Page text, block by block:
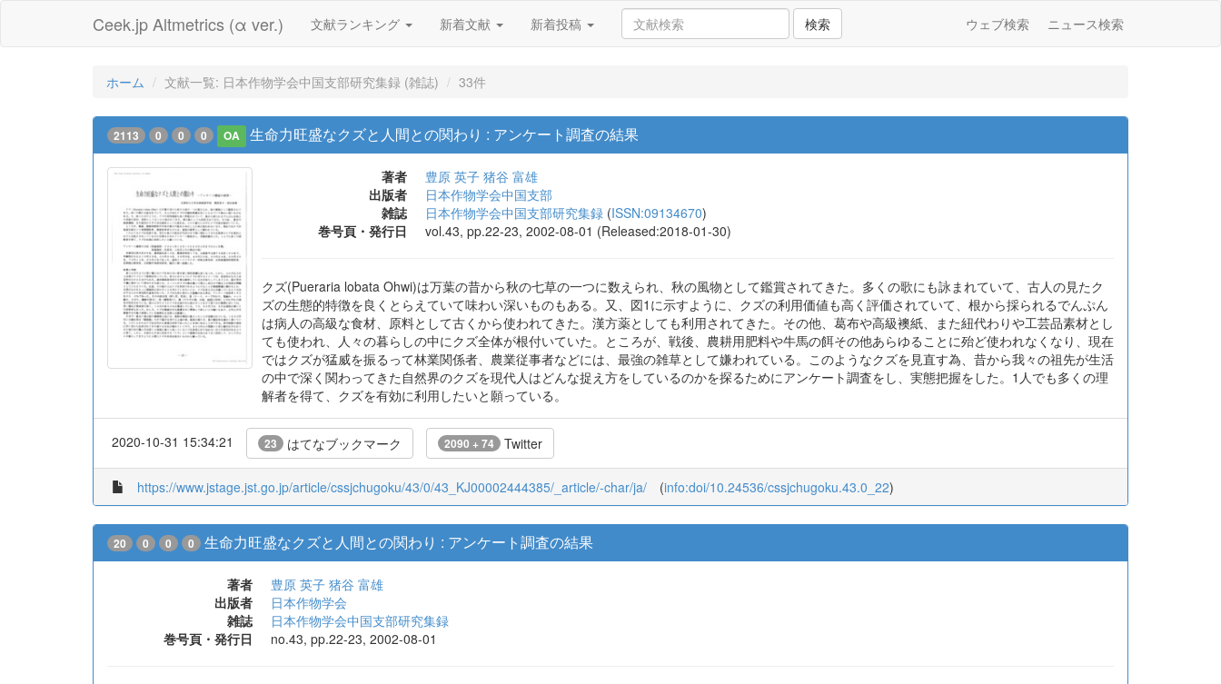
Ceek.jp Altmetrics (α ver.) 文献ランキング 新着文献 新着投稿 検索 ウェブ検索 ニュース検索
ホーム 文献一覧: 日本作物学会中国支部研究集録 (雑誌) 33件
2113 0 0 0 OA 生命力旺盛なクズと人間との関わり : アンケート調査の結果
著者 豊原 英子 猪谷 富雄
出版者
日本作物学会中国支部
雑誌
日本作物学会中国支部研究集録 (ISSN:09134670)
巻号頁・発行日
vol.43, pp.22-23, 2002-08-01 (Released:2018-01-30)
クズ(Pueraria lobata Ohwi)は万葉の昔から秋の七草の一つに数えられ、秋の風物として鑑賞されてきた。多くの歌にも詠まれていて、古人の見たク
ズの生態的特徴を良くとらえていて味わい深いものもある。又、図1に示すように、クズの利用価値も高く評価されていて、根から採られるでんぷん
は病人の高級な食材、原料として古くから使われてきた。漢方薬としても利用されてきた。その他、葛布や高級襖紙、また紐代わりや工芸品素材とし
ても使われ、人々の暮らしの中にクズ全体が根付いていた。ところが、戦後、農耕用肥料や牛馬の餌その他あらゆることに殆ど使われなくなり、現在
ではクズが猛威を振るって林業関係者、農業従事者などには、最強の雑草として嫌われている。このようなクズを見直す為、昔から我々の祖先が生活
の中で深く関わってきた自然界のクズを現代人はどんな捉え方をしているのかを探るためにアンケート調査をし、実態把握をした。1人でも多くの理
解者を得て、クズを有効に利用したいと願っている。
2020-10-31 15:34:21 23 はてなブックマーク 2090 + 74 Twitter
https://www.jstage.jst.go.jp/article/cssjchugoku/43/0/43_KJ00002444385/_article/-char/ja/ (info:doi/10.24536/cssjchugoku.43.0_22)
20 0 0 0 生命力旺盛なクズと人間との関わり : アンケート調査の結果
著者 豊原 英子 猪谷 富雄
出版者
日本作物学会
雑誌
日本作物学会中国支部研究集録
巻号頁・発行日
no.43, pp.22-23, 2002-08-01